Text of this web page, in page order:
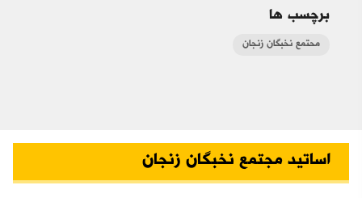
برچسب ها
محتمع نخبگان زنجان
اساتید مجتمع نخبگان زنجان